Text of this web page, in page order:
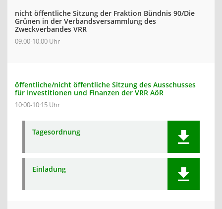
nicht öffentliche Sitzung der Fraktion Bündnis 90/Die
Grünen in der Verbandsversammlung des
Zweckverbandes VRR
09:00-10:00 Uhr
öffentliche/nicht öffentliche Sitzung des Ausschusses
für Investitionen und Finanzen der VRR AöR
10:00-10:15 Uhr
Tagesordnung
Einladung